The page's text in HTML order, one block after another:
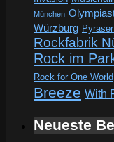
München
Würzburg
Rockfabrik
Rock im
Rock for One World
Breeze With
Neueste